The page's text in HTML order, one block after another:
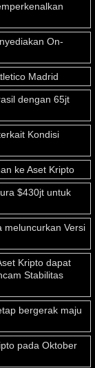
On-
Madrid
dengan 65jt
Kondisi
ke Aset Kripto
$430jt untuk
meluncurkan Versi
Kripto dapat
Stabilitas
bergerak maju
pada Oktober